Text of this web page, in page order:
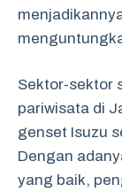
Sektor-sektor
pariwisata di
genset Isuzu
Dengan
yang baik,